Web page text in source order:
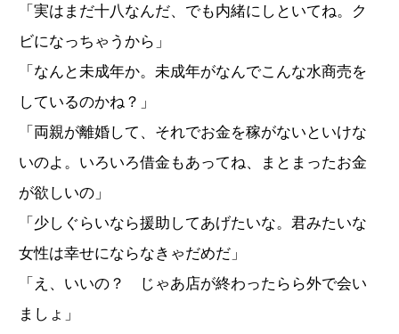
「実はまだ十八なんだ、でも内緒にしといてね。ク
ビになっちゃうから」
「なんと未成年か。未成年がなんでこんな水商売を
しているのかね？」
「両親が離婚して、それでお金を稼がないといけな
いのよ。いろいろ借金もあってね、まとまったお金
が欲しいの」
「少しぐらいなら援助してあげたいな。君みたいな
女性は幸せにならなきゃだめだ」
「え、いいの？ じゃあ店が終わったらら外で会い
ましょ」